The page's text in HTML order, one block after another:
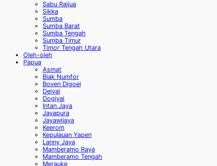
Sabu Raijua
Sikka
Sumba
Sumba Barat
Sumba Tengah
Sumba Timur
Timor Tengah Utara
Oleh-oleh
Papua
Asmat
Biak Numfor
Boven Digoel
Deiyai
Dogiyai
Intan Jaya
Jayapura
Jayawijaya
Keerom
Kepulauan Yapen
Lanny Jaya
Mamberamo Raya
Mamberamo Tengah
Merauke